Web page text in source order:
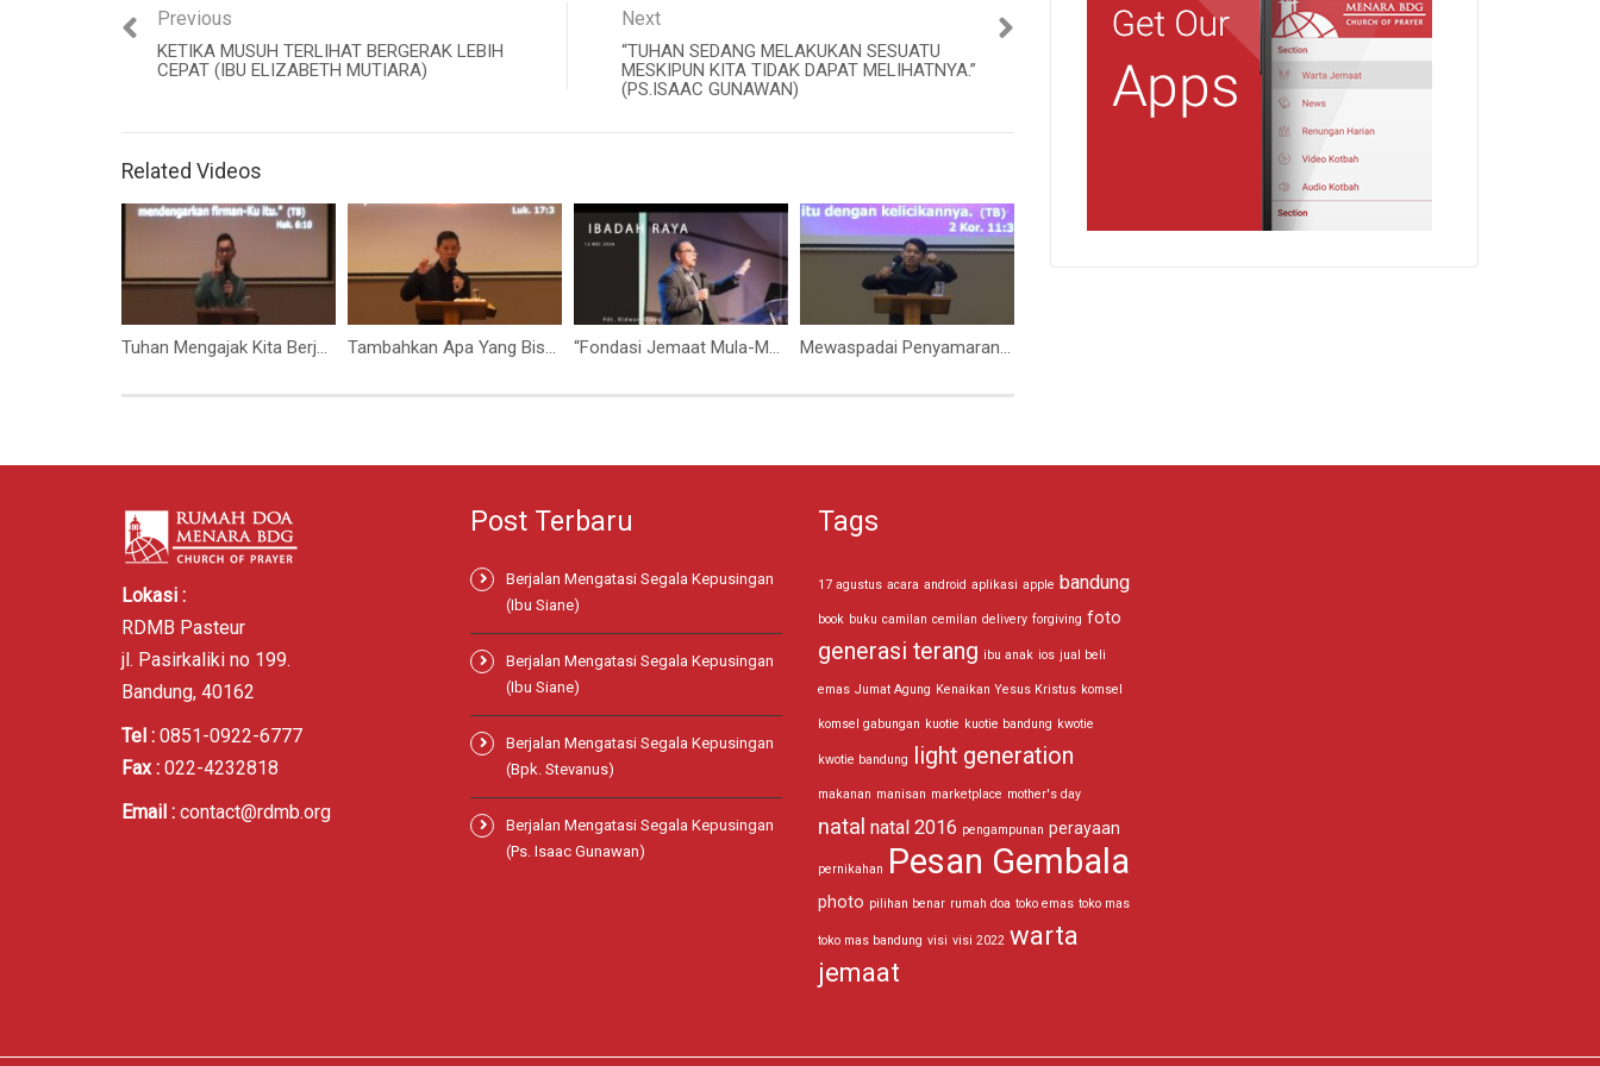
Previous
KETIKA MUSUH TERLIHAT BERGERAK LEBIH
CEPAT (IBU ELIZABETH MUTIARA)
Next
“TUHAN SEDANG MELAKUKAN SESUATU
MESKIPUN KITA TIDAK DAPAT MELIHATNYA.”
(PS.ISAAC GUNAWAN)
Related Videos
Lokasi :
RDMB Pasteur
jl. Pasirkaliki no 199.
Bandung, 40162
Tel : 0851-0922-6777
Fax : 022-4232818
Email : contact@rdmb.org
Post Terbaru
Berjalan Mengatasi Segala Kepusingan
(Ibu Siane)
Berjalan Mengatasi Segala Kepusingan
(Ibu Siane)
Berjalan Mengatasi Segala Kepusingan
(Bpk. Stevanus)
Berjalan Mengatasi Segala Kepusingan
(Ps. Isaac Gunawan)
Tags
17 agustus acara android aplikasi apple bandung
book buku camilan cemilan delivery forgiving foto
generasi terang ibu anak ios jual beli
emas Jumat Agung Kenaikan Yesus Kristus komsel
komsel gabungan kuotie kuotie bandung kwotie
kwotie bandung light generation
makanan manisan marketplace mother's day
natal natal 2016 pengampunan perayaan
pernikahan Pesan Gembala
photo pilihan benar rumah doa toko emas toko mas
toko mas bandung visi visi 2022 warta
jemaat